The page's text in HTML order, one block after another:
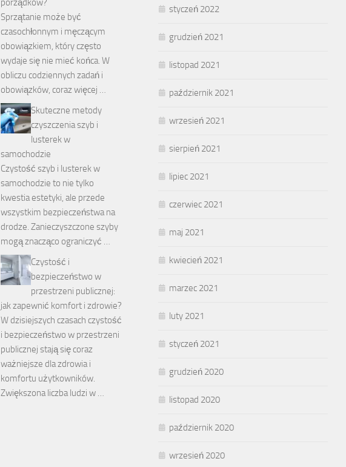
styczeń 2022
grudzień 2021
listopad 2021
październik 2021
wrzesień 2021
sierpień 2021
lipiec 2021
czerwiec 2021
maj 2021
kwiecień 2021
marzec 2021
luty 2021
styczeń 2021
grudzień 2020
listopad 2020
październik 2020
wrzesień 2020
porządków?
Sprzątanie może być
czasochłonnym i męczącym
obowiązkiem, który często
wydaje się nie mieć końca. W
obliczu codziennych zadań i
obowiązków, coraz więcej …
Skuteczne metody
czyszczenia szyb i
lusterek w
samochodzie
Czystość szyb i lusterek w
samochodzie to nie tylko
kwestia estetyki, ale przede
wszystkim bezpieczeństwa na
drodze. Zanieczyszczone szyby
mogą znacząco ograniczyć …
Czystość i
bezpieczeństwo w
przestrzeni publicznej:
jak zapewnić komfort i zdrowie?
W dzisiejszych czasach czystość
i bezpieczeństwo w przestrzeni
publicznej stają się coraz
ważniejsze dla zdrowia i
komfortu użytkowników.
Zwiększona liczba ludzi w …